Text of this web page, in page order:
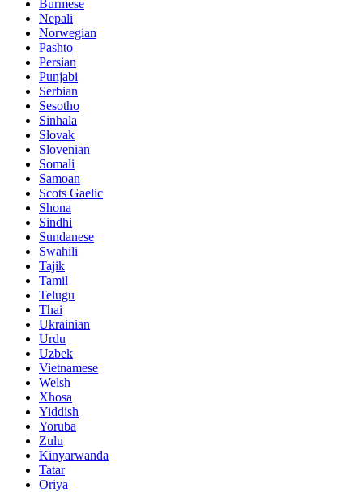
Burmese
Nepali
Norwegian
Pashto
Persian
Punjabi
Serbian
Sesotho
Sinhala
Slovak
Slovenian
Somali
Samoan
Scots Gaelic
Shona
Sindhi
Sundanese
Swahili
Tajik
Tamil
Telugu
Thai
Ukrainian
Urdu
Uzbek
Vietnamese
Welsh
Xhosa
Yiddish
Yoruba
Zulu
Kinyarwanda
Tatar
Oriya